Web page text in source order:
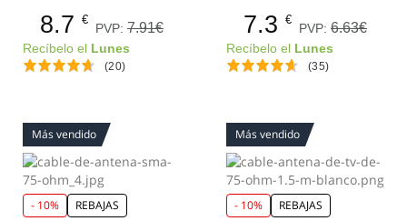
8.7 €
PVP: 7.91€
Recíbelo el Lunes
(20)
7.3 €
PVP: 6.63€
Recíbelo el Lunes
(35)
Más vendido
- 10% REBAJAS
Más vendido
- 10% REBAJAS